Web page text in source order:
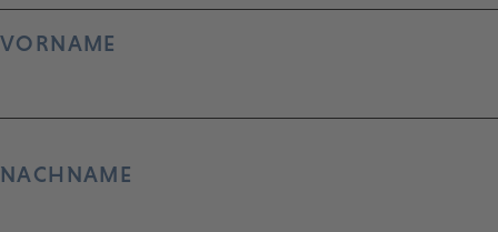
VORNAME
NACHNAME